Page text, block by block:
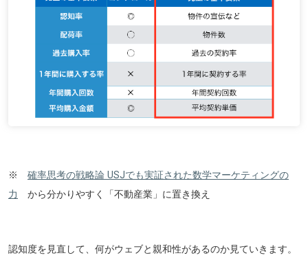
※ 確率思考の戦略論 USJでも実証された数学マーケティングの
力
から分かりやすく「不動産業」に置き換え
認知度を見直して、何がウェブと親和性があるのか見ていきます。